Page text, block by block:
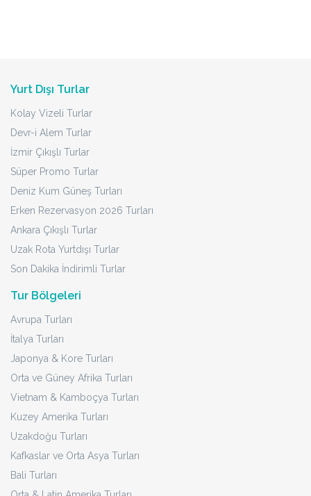
Yurt Dışı Turlar
Kolay Vizeli Turlar
Devr-i Alem Turlar
İzmir Çıkışlı Turlar
Süper Promo Turlar
Deniz Kum Güneş Turları
Erken Rezervasyon 2026 Turları
Ankara Çıkışlı Turlar
Uzak Rota Yurtdışı Turlar
Son Dakika İndirimli Turlar
Tur Bölgeleri
Avrupa Turları
İtalya Turları
Japonya & Kore Turları
Orta ve Güney Afrika Turları
Vietnam & Kamboçya Turları
Kuzey Amerika Turları
Uzakdoğu Turları
Kafkaslar ve Orta Asya Turları
Bali Turları